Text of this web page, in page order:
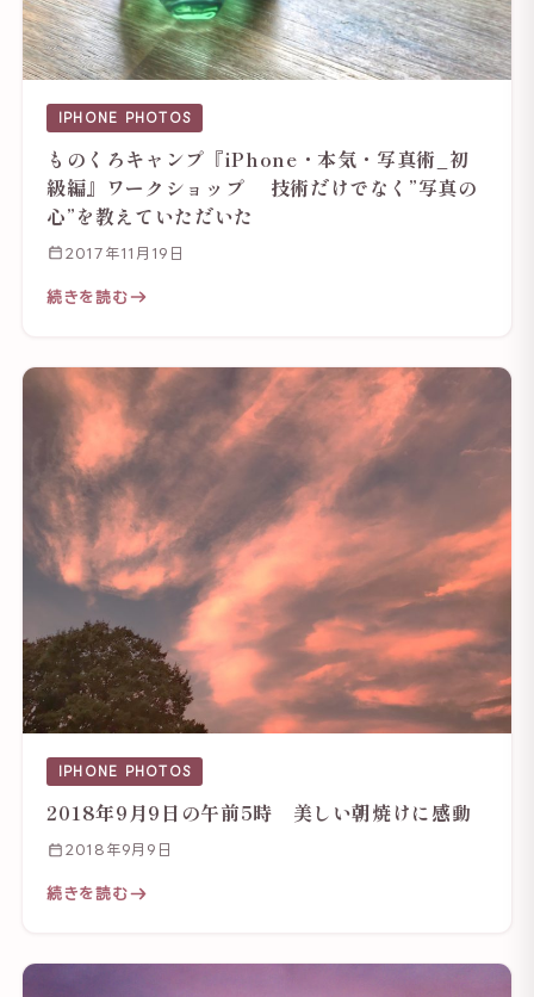
IPHONE PHOTOS
ものくろキャンプ『iPhone・本気・写真術_初
級編』ワークショップ 技術だけでなく”写真の
心”を教えていただいた
2017年11月19日
続きを読む
IPHONE PHOTOS
2018年9月9日の午前5時 美しい朝焼けに感動
2018年9月9日
続きを読む